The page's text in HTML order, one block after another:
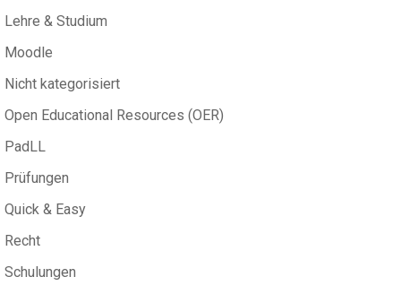
Lehre & Studium
Moodle
Nicht kategorisiert
Open Educational Resources (OER)
PadLL
Prüfungen
Quick & Easy
Recht
Schulungen